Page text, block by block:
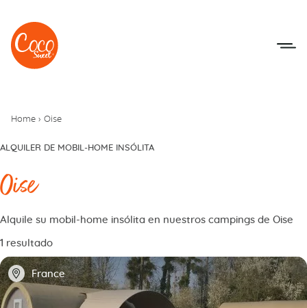
Ir al menú
Ir a los contenidos
Home › Oise
ALQUILER DE MOBIL-HOME INSÓLITA
Oise
Alquile su mobil-home insólita en nuestros campings de Oise
1 resultado
📍 France